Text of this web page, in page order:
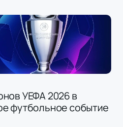
УЕФА 2026 в
футбольное событие